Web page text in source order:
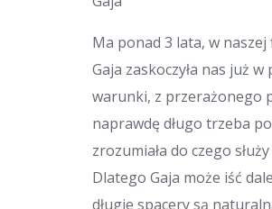
Ma ponad 3 lata, w
Gaja zaskoczyła nas już
warunki, z przerażonego
naprawdę długo trzeba
zrozumiała do czego
Dlatego Gaja może iść
długie spacery są